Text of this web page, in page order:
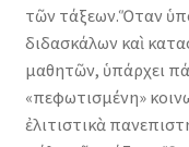
τῶν τάξεων.Ὅταν
διδασκάλων καὶ
μαθητῶν, ὑπάρχει
«πεφωτισμένη»
ἐλιτιστικὰ